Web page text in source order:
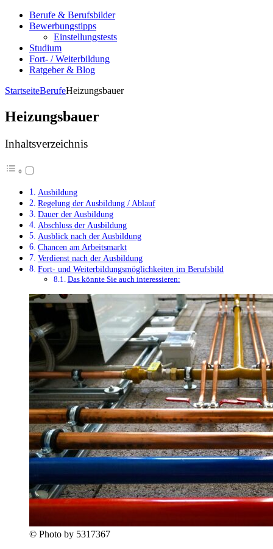
Berufe & Berufsbilder
Bewerbungstipps
Einstellungstests
Studium
Fort- / Weiterbildung
Ratgeber & Blog
StartseiteBerufeHeizungsbauer
Heizungsbauer
Inhaltsverzeichnis
Ausbildung
Regelung der Ausbildung / Ablauf
Dauer der Ausbildung
Abschluss der Ausbildung
Ausblick nach der Ausbildung
Chancen am Arbeitsmarkt
Verdienst nach der Ausbildung
Fort- und Weiterbildungsmöglichkeiten im Berufsbild
Das könnte Sie auch interessieren:
© Photo by 5317367